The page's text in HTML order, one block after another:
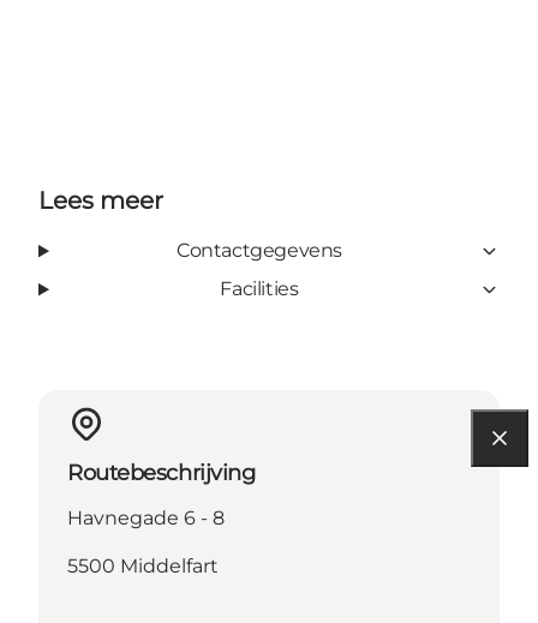
Lees meer
Contactgegevens
Facilities
Routebeschrijving
Havnegade 6 - 8
5500 Middelfart